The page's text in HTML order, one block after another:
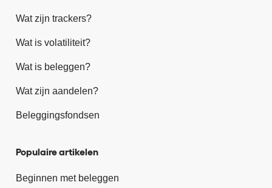
Wat zijn trackers?
Wat is volatiliteit?
Wat is beleggen?
Wat zijn aandelen?
Beleggingsfondsen
Populaire artikelen
Beginnen met beleggen